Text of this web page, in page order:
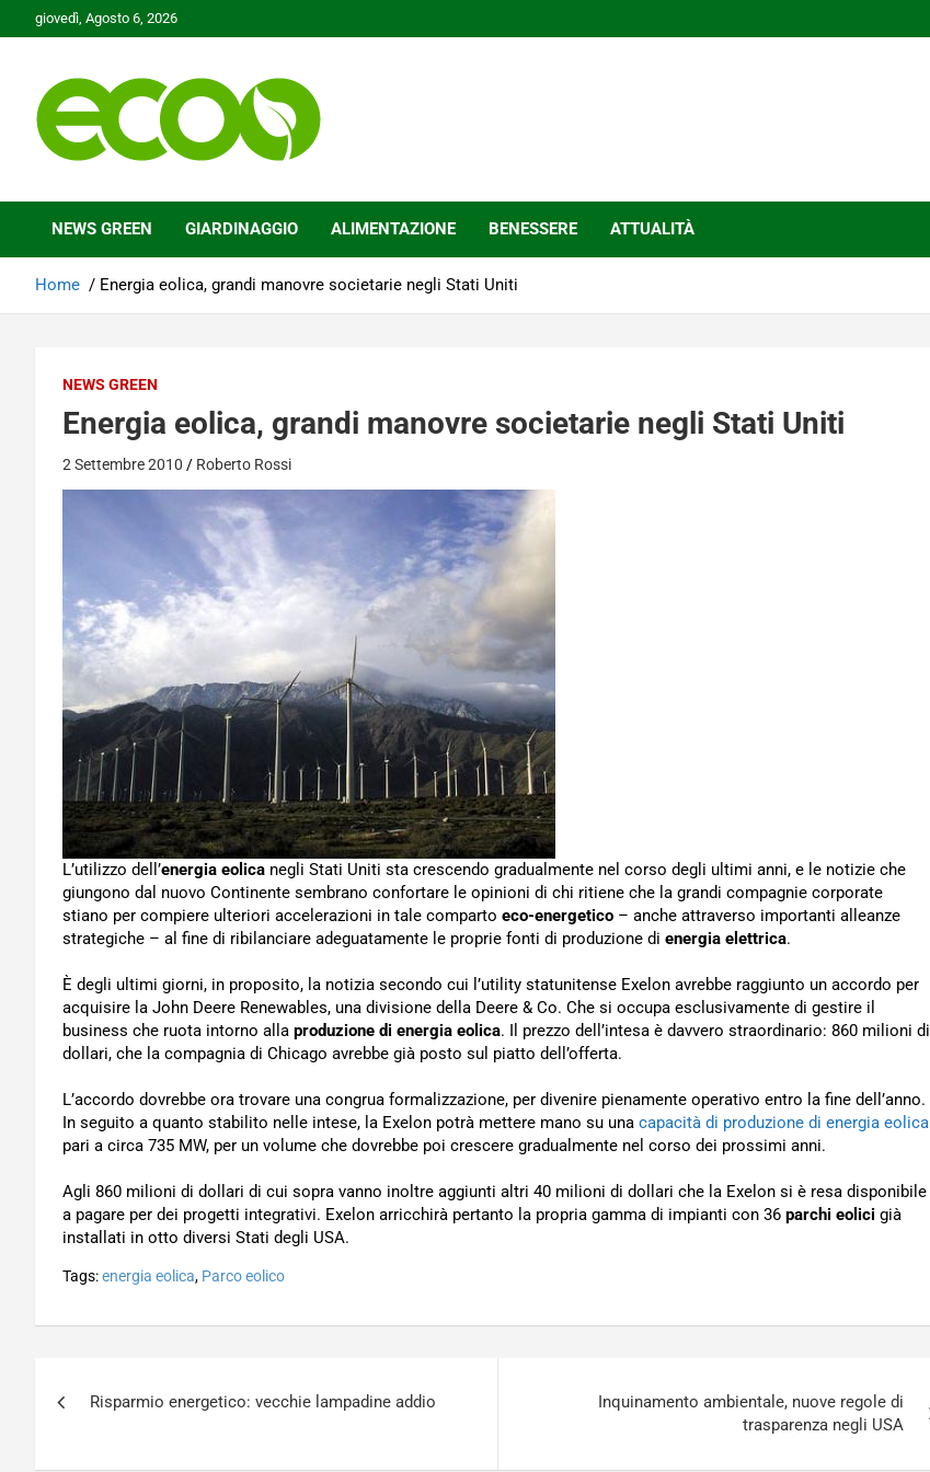
to
giovedì, Agosto 6, 2026
Ecoo.it
NEWS GREEN GIARDINAGGIO ALIMENTAZIONE BENESSERE ATTUALITÀ
Home Energia eolica, grandi manovre societarie negli Stati Uniti
NEWS GREEN
Energia eolica, grandi manovre societarie negli Stati Uniti
2 Settembre 2010 Roberto Rossi
L’utilizzo dell’energia eolica negli Stati Uniti sta crescendo gradualmente nel corso degli ultimi anni, e le notizie che
giungono dal nuovo Continente sembrano confortare le opinioni di chi ritiene che la grandi compagnie corporate
stiano per compiere ulteriori accelerazioni in tale comparto eco-energetico – anche attraverso importanti alleanze
strategiche – al fine di ribilanciare adeguatamente le proprie fonti di produzione di energia elettrica.
È degli ultimi giorni, in proposito, la notizia secondo cui l’utility statunitense Exelon avrebbe raggiunto un accordo per
acquisire la John Deere Renewables, una divisione della Deere & Co. Che si occupa esclusivamente di gestire il
business che ruota intorno alla produzione di energia eolica. Il prezzo dell’intesa è davvero straordinario: 860 milioni di
dollari, che la compagnia di Chicago avrebbe già posto sul piatto dell’offerta.
L’accordo dovrebbe ora trovare una congrua formalizzazione, per divenire pienamente operativo entro la fine dell’anno.
In seguito a quanto stabilito nelle intese, la Exelon potrà mettere mano su una capacità di produzione di energia eolica
pari a circa 735 MW, per un volume che dovrebbe poi crescere gradualmente nel corso dei prossimi anni.
Agli 860 milioni di dollari di cui sopra vanno inoltre aggiunti altri 40 milioni di dollari che la Exelon si è resa disponibile
a pagare per dei progetti integrativi. Exelon arricchirà pertanto la propria gamma di impianti con 36 parchi eolici già
installati in otto diversi Stati degli USA.
Tags:energia eolica, Parco eolico
articoli
Risparmio energetico: vecchie lampadine addio
Inquinamento ambientale, nuove regole di
trasparenza negli USA